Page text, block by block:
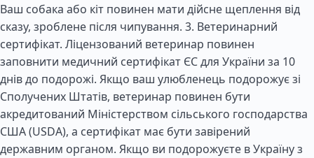
Ваш собака або кіт повинен мати дійсне щеплення від
сказу, зроблене після чипування. 3. Ветеринарний
сертифікат. Ліцензований ветеринар повинен
заповнити медичний сертифікат ЄС для України за 10
днів до подорожі. Якщо ваш улюбленець подорожує зі
Сполучених Штатів, ветеринар повинен бути
акредитований Міністерством сільського господарства
США (USDA), а сертифікат має бути завірений
державним органом. Якщо ви подорожуєте в Україну з